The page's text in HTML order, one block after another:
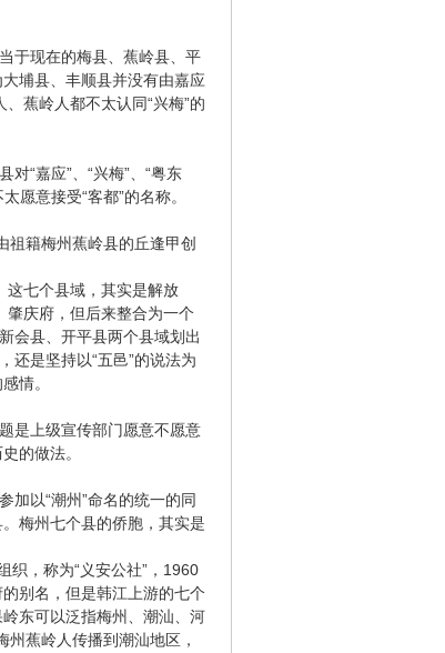
于现在的梅县、蕉岭县、平
埔县、丰顺县并没有由嘉应
蕉岭人都不太认同“兴梅”的
“嘉应”、“兴梅”、“粤东
愿意接受“客都”的名称。
籍梅州蕉岭县的丘逢甲创
七个县域，其实是解放
肇庆府，但后来整合为一个
会县、开平县两个县域划出
还是坚持以“五邑”的说法为
情。
是上级宣传部门愿意不愿意
的做法。
以“潮州”命名的统一的同
梅州七个县的侨胞，其实是
，称为“义安公社”，1960
别名，但是韩江上游的七个
东可以泛指梅州、潮汕、河
州蕉岭人传播到潮汕地区，